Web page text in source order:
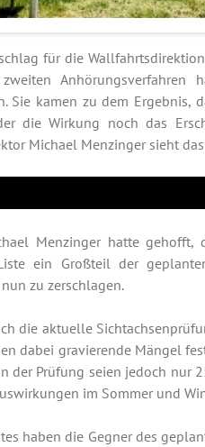
für die
Sie kamen zu dem Ergebnis,
die Wirkung noch das
Michael Menzinger sieht
Menzinger hatte
ein Großteil der
zu zerschlagen.
die aktuelle
dabei gravierende Mängel
der Prüfung seien jedoch nur
im Sommer und
haben die Gegner des